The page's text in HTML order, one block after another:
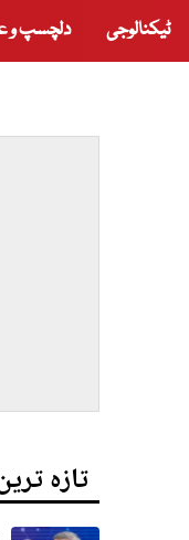
ٹیکنالوجی دلچسپ و
تازہ